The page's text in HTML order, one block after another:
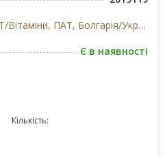
Софарма, АТ/Вітаміни, ПАТ, Болгарія/Україна
Є в наявності
Кількість: